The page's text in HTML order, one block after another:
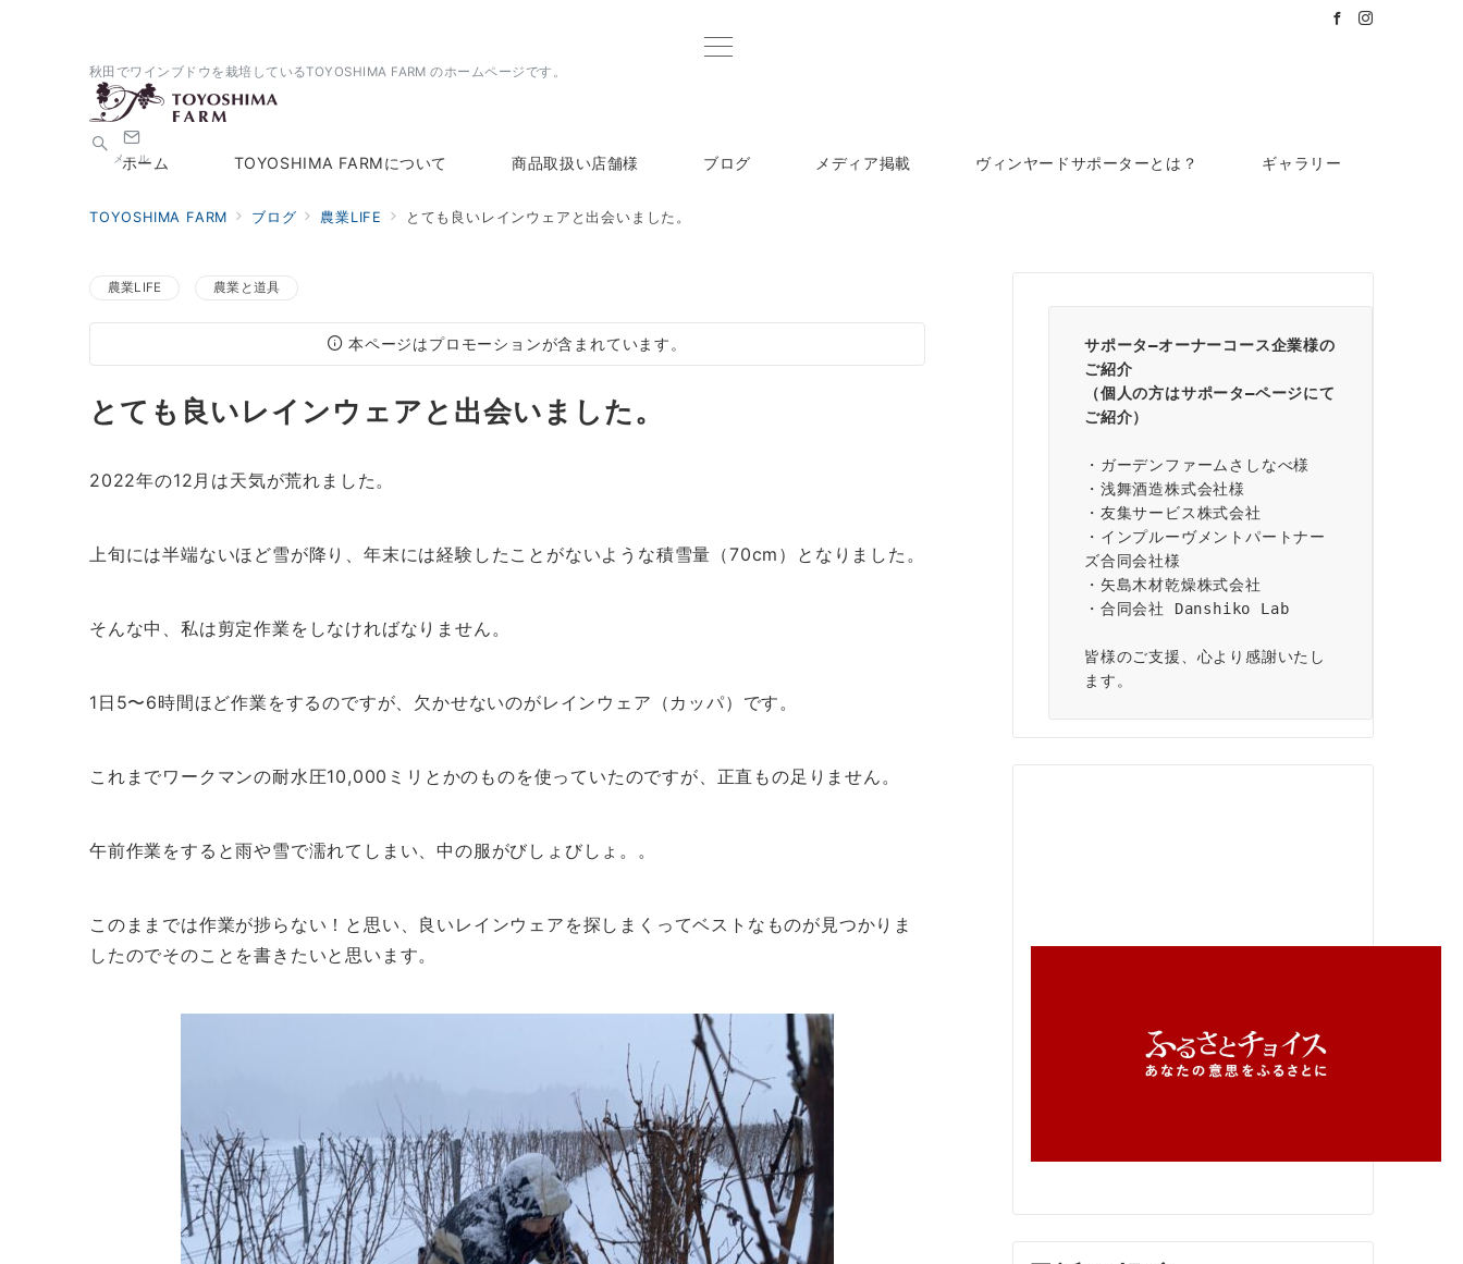
秋田でワインブドウを栽培しているTOYOSHIMA FARM のホームページです。
メール
ホーム TOYOSHIMA FARMについて 商品取扱い店舗様 ブログ メディア掲載 ヴィンヤードサポーターとは？ ギャラリー
TOYOSHIMA FARM ブログ 農業LIFE とても良いレインウェアと出会いました。
農業LIFE 農業と道具
本ページはプロモーションが含まれています。
とても良いレインウェアと出会いました。
2022年の12月は天気が荒れました。
上旬には半端ないほど雪が降り、年末には経験したことがないような積雪量（70cm）となりました。
そんな中、私は剪定作業をしなければなりません。
1日5〜6時間ほど作業をするのですが、欠かせないのがレインウェア（カッパ）です。
これまでワークマンの耐水圧10,000ミリとかのものを使っていたのですが、正直もの足りません。
午前作業をすると雨や雪で濡れてしまい、中の服がびしょびしょ。。
このままでは作業が捗らない！と思い、良いレインウェアを探しまくってベストなものが見つかりま
したのでそのことを書きたいと思います。
サポータ―オーナーコース企業様の
ご紹介
（個人の方はサポータ―ページにて
ご紹介）
・ガーデンファームさしなべ様
・浅舞酒造株式会社様
・友集サービス株式会社
・インプルーヴメントパートナー
ズ合同会社様
・矢島木材乾燥株式会社
・合同会社 Danshiko Lab
皆様のご支援、心より感謝いたし
ます。